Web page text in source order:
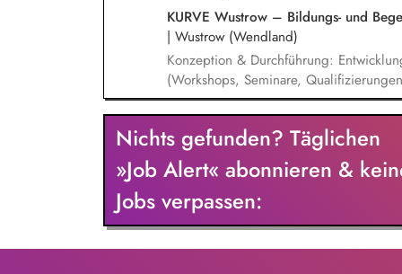
KURVE Wustrow – Bildungs- und
| Wustrow (Wendland)
Konzeption & Durchführung:
(Workshops, Seminare,
Kooperation: Zusammenarbeit mit
Fachgremien und Akquise von
Standards in unserer Bildungsarbeit –
Diskriminierung in der eigenen
Außenkommunikation und Ansprache
Nichts gefunden? Täglichen
»Job Alert« abonnieren &
Jobs verpassen: